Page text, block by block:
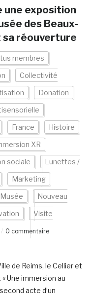
une exposition
des Beaux-
sa réouverture
membres
Collectivité
Donation
France Histoire
XR
sociale Lunettes /
Marketing
Musée Nouveau
Visite
0 commentaire
de Reims, le Cellier et
Une immersion au
acte d’un